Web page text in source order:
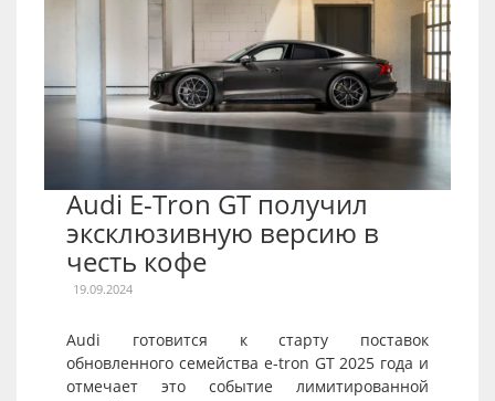
Audi E-Tron GT получил
эксклюзивную версию в
честь кофе
19.09.2024
Audi готовится к старту поставок
обновленного семейства e-tron GT 2025 года и
отмечает это событие лимитированной